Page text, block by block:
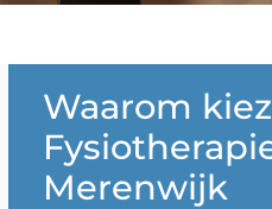
Waarom
Merenwijk